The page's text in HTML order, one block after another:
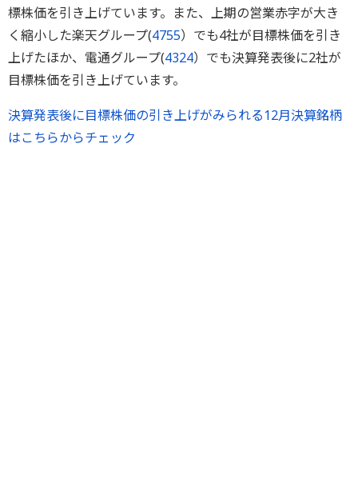
標株価を引き上げています。また、上期の営業赤字が大き
く縮小した楽天グループ(4755）でも4社が目標株価を引き
上げたほか、電通グループ(4324）でも決算発表後に2社が
目標株価を引き上げています。
決算発表後に目標株価の引き上げがみられる12月決算銘柄
はこちらからチェック